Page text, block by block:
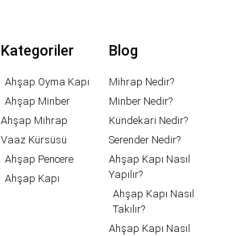
Kategoriler
Ahşap Oyma Kapı
Ahşap Minber
Ahşap Mihrap
Vaaz Kürsüsü
Ahşap Pencere
Ahşap Kapı
Blog
Mihrap Nedir?
Minber Nedir?
Kündekari Nedir?
Serender Nedir?
Ahşap Kapı Nasıl
Yapılır?
Ahşap Kapı Nasıl
Takılır?
Ahşap Kapı Nasıl